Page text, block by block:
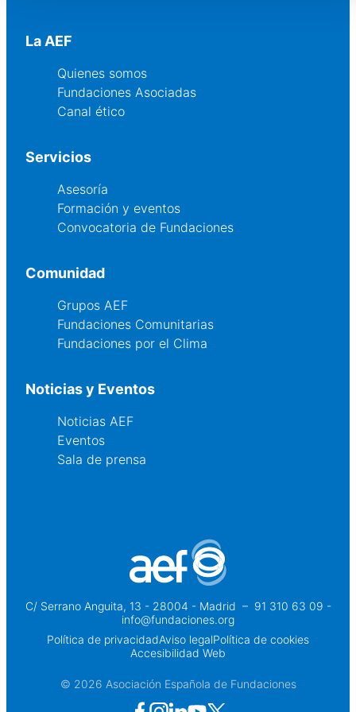
La AEF
Quienes somos
Fundaciones Asociadas
Canal ético
Servicios
Asesoría
Formación y eventos
Convocatoria de Fundaciones
Comunidad
Grupos AEF
Fundaciones Comunitarias
Fundaciones por el Clima
Noticias y Eventos
Noticias AEF
Eventos
Sala de prensa
C/ Serrano Anguita, 13 - 28004 - Madrid – 91 310 63 09 -
info@fundaciones.org
Política de privacidadAviso legalPolítica de cookies
Accesibilidad Web
© 2026 Asociación Española de Fundaciones